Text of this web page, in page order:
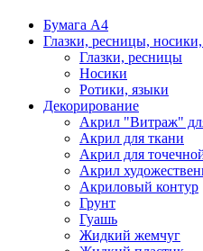
Бумага А4
Глазки, ресницы,
Глазки, ресницы
Носики
Ротики, языки
Декорирование
Акрил "Витраж"
Акрил для ткани
Акрил для
Акрил
Акриловый контур
Грунт
Гуашь
Жидкий жемчуг